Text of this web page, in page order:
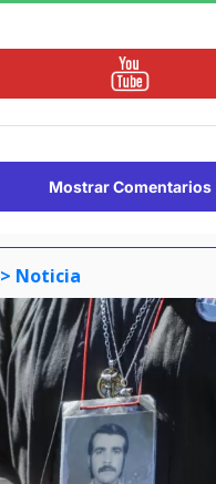
Mostrar Comentarios
> Noticia